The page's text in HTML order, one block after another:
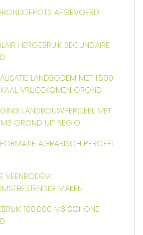
AFGEVOERD
HERGEBRUIK SECUNDAIRE
LANDBODEM MET 1.500
VRIJGEKOMEN GROND
LANDBOUWPERCEEL MET
GROND UIT REGIO
AGRARISCH PERCEEL
VEENBODEM:
MAKEN
100.000 M3 SCHONE